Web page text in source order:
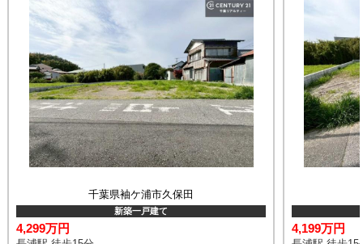
千葉県袖ケ浦市久保田
新築一戸建て
4,299万円 4,199万円